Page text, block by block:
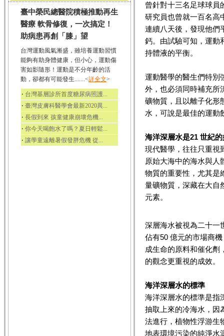
臺中榮民總醫院積極推動再生
醫療 軟骨修復，一次搞定！
助病患再創「膝」望
台灣運動風氣漸盛，雖培養運動習慣
能夠有助身體健康，但小心，運動傷
害如影隨形！運動是不分年齡的活
動，卻都有可能發生.......<詳全文>
‧ 台灣基層診所首度糖尿病照護...
‧ 臺灣皮膚科醫學會最新2020異...
‧ 長假到來 孩童健康崩壞危機...
‧ 你今天喝飽水了嗎？夏日輕鬆...
‧ 讓學童遠離暑假發胖危機 從...
曾針對十三名足球球員
研究員也曾就一百名高
連續八天後，發現他們
鈣。由試驗可知，運動
持體液的平衡。
運動醫學的醫生們特別
外，也必須同時補充所
礦物質，且以離子化形
水，可說是最佳的運動
海洋深層水是21 世紀
現代醫學，往往只重視
原始大海中的海水與人
物質的重要性，尤其是
量礦物質，深藏在大自
元素。
深層海水被視為二十一
佔有50 億元的市場商
成生命的原料和催化劑
的觀念更重視的成效。
海洋深層水的標準
海洋深層水的標準是指
抽取上來的冷海水，因
法進行，植物性浮游生
地表環境污染的純淨水